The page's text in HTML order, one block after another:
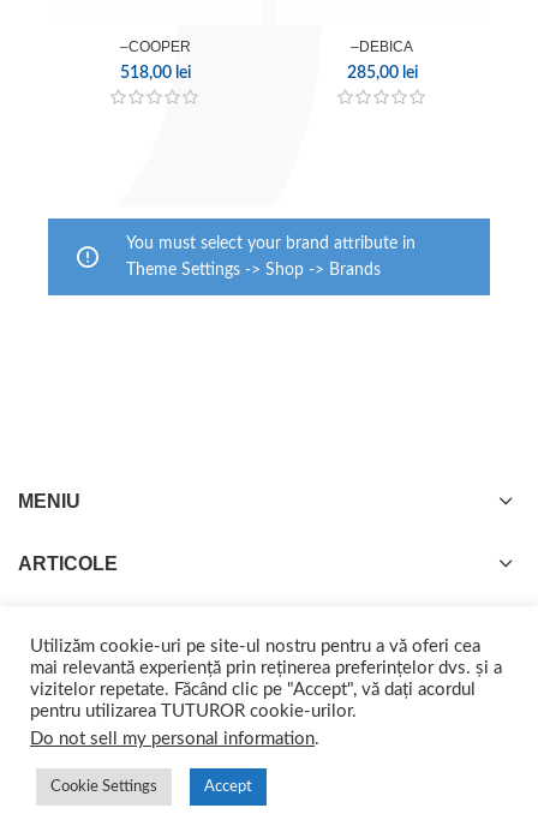
–COOPER
518,00 lei
–DEBICA
285,00 lei
You must select your brand attribute in
Theme Settings -> Shop -> Brands
MENIU
ARTICOLE
GISTEL 2022 CREATED BYweb-marketing.ro. Împreună ajungem departe.
Utilizăm cookie-uri pe site-ul nostru pentru a vă oferi cea
mai relevantă experiență prin reținerea preferințelor dvs. și a
vizitelor repetate. Făcând clic pe "Accept", vă dați acordul
pentru utilizarea TUTUROR cookie-urilor.
Do not sell my personal information.
Cookie Settings Accept
0